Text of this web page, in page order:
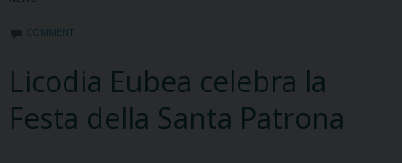
COMMENT
Licodia Eubea celebra la
Festa della Santa Patrona